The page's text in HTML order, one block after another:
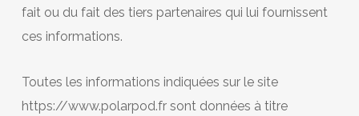
fait ou du fait des tiers partenaires qui lui fournissent
ces informations.
Toutes les informations indiquées sur le site
https://www.polarpod.fr sont données à titre